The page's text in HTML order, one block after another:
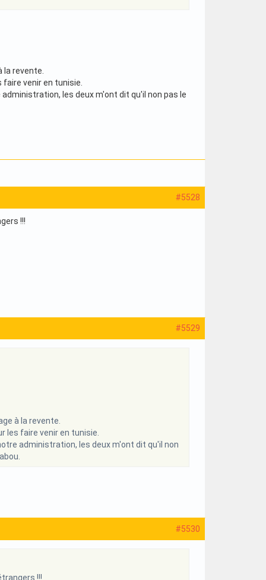
la revente.
venir en tunisie.
les deux m'ont dit qu'il non pas le
#5528
!!!
#5529
à la revente.
les faire venir en tunisie.
administration, les deux m'ont dit qu'il non
#5530
!!!